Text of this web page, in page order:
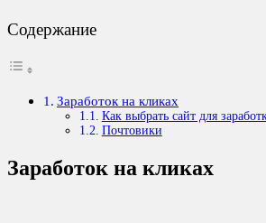
Содержание
Заработок на кликах
Как выбрать сайт для
Почтовики
Заработок на кликах